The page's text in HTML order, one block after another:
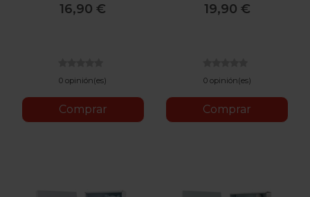
16,90 €
0 opinión(es)
Comprar
19,90 €
0 opinión(es)
Comprar